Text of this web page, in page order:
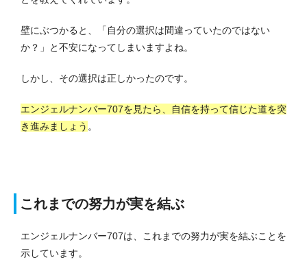
壁にぶつかると、「自分の選択は間違っていたのではない
か？」と不安になってしまいますよね。
しかし、その選択は正しかったのです。
エンジェルナンバー707を見たら、自信を持って信じた道を突
き進みましょう 。
これまでの努力が実を結ぶ
エンジェルナンバー707は、これまでの努力が実を結ぶことを
示しています。